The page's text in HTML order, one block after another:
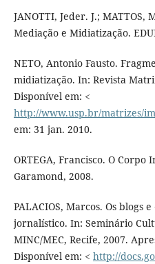
JANOTTI, Jeder. J.; MATTOS,
Mediação e Midiatização.
NETO, Antonio Fausto.
midiatização. In: Revista
Disponível em: <
http://www.usp.br/matrizes/
em: 31 jan. 2010.
ORTEGA, Francisco. O Corpo
Garamond, 2008.
PALACIOS, Marcos. Os blogs
jornalístico. In: Seminário
MINC/MEC, Recife, 2007.
Disponível em: < http://